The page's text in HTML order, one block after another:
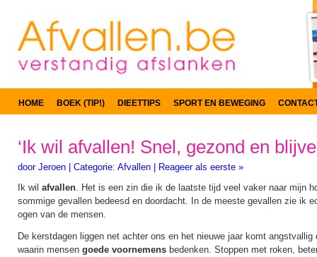
HOME BOEK (TIP!) DIEETTIPS SPORT EN BEWEGING
‘Ik wil afvallen! Snel, gezond en
door Jeroen Categorie: Afvallen
Reageer als eerste »
Ik wil afvallen. Het is een zin die ik de laatste tijd veel vaker naar mijn
sommige gevallen bedeesd en doordacht. In de meeste gevallen zie ik
ogen van de mensen.
De kerstdagen liggen net achter ons en het nieuwe jaar komt
waarin mensen goede voornemens bedenken. Stoppen met roken,